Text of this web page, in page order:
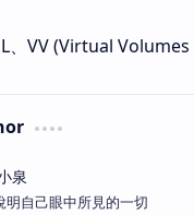
、VV (Virtual Volumes
明自己眼中所見的一切